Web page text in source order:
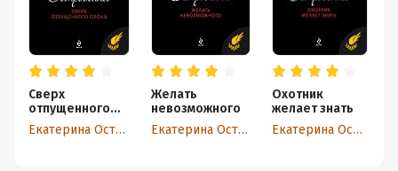
Сверх
отпущенного
срока
Екатерина Островская
Желать
невозможного
Екатерина Островская
Охотник
желает знать
Екатерина Островская